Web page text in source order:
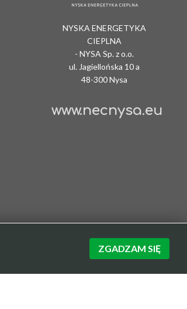
NYSKA ENERGETYKA
CIEPLNA
- NYSA Sp. z o.o.
ul. Jagiellońska 10 a
48-300 Nysa
www.necnysa.eu
ZGADZAM SIĘ